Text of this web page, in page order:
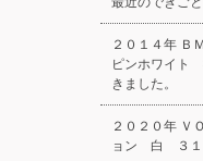
２０１４年 Ｂ
ピンホワイト
きました。
２０２０年 Ｖ
ョン 白 ３１